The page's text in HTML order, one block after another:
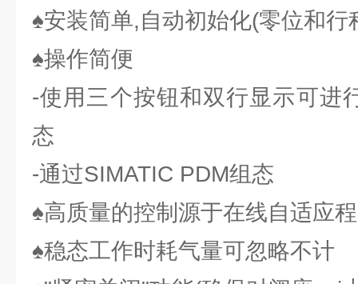
♠安装简单,自动初始化(零位和行
♠操作简便
-使用三个按钮和双行显示可进
态
-通过SIMATIC PDM组态
♠高质量的控制源于在线自适应
♠稳态工作时耗气量可忽略不计